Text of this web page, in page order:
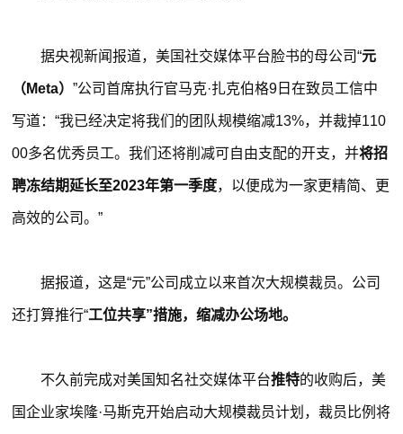
据央视新闻报道，美国社交媒体平台脸书的母公司“元
（Meta）”公司首席执行官马克·扎克伯格9日在致员工信中
写道：“我已经决定将我们的团队规模缩减13%，并裁掉110
00多名优秀员工。我们还将削减可自由支配的开支，并将招
聘冻结期延长至2023年第一季度，以便成为一家更精简、更
高效的公司。”
据报道，这是“元”公司成立以来首次大规模裁员。公司
还打算推行“工位共享”措施，缩减办公场地。
不久前完成对美国知名社交媒体平台推特的收购后，美
国企业家埃隆·马斯克开始启动大规模裁员计划，裁员比例将